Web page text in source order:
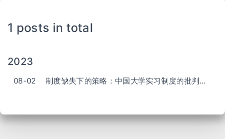
1 posts in total
2023
08-02 制度缺失下的策略：中国大学实习制度的批判与解析